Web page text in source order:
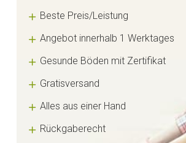
Beste Preis/Leistung
Angebot innerhalb 1 Werktages
Gesunde Böden mit Zertifikat
Gratisversand
Alles aus einer Hand
Rückgaberecht